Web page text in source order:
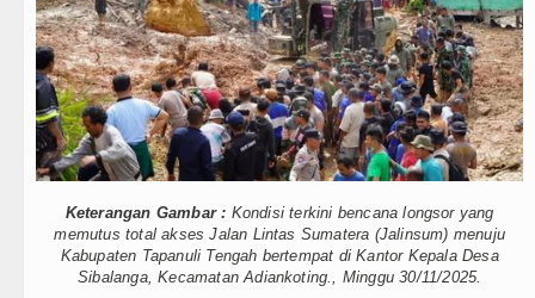
+ Lainnya
Video
Kesehatan
Kuliner
Siraman Rohani
Ketua GRIB Jaya Labuhanbatu
Gubernur Bobby Nasution Minta
Rico Waas : Kemerdekaan
Kurang dari 6 Jam, Polsek
Liverpool vs Monaco Laga
Manchester City vs Atletico
Keterangan Gambar : Kondisi terkini bencana longsor yang
memutus total akses Jalan Lintas Sumatera (Jalinsum) menuju
Kabupaten Tapanuli Tengah bertempat di Kantor Kepala Desa
Sibalanga, Kecamatan Adiankoting., Minggu 30/11/2025.